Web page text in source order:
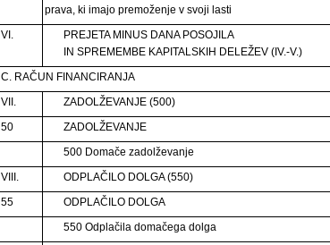
prava, ki imajo premoženje v svoji lasti
VI.
PREJETA MINUS DANA POSOJILA
IN SPREMEMBE KAPITALSKIH DELEŽEV (IV.-V.)
C. RAČUN FINANCIRANJA
VII.
ZADOLŽEVANJE (500)
50
ZADOLŽEVANJE
500 Domače zadolževanje
VIII.
ODPLAČILO DOLGA (550)
55
ODPLAČILO DOLGA
550 Odplačila domačega dolga